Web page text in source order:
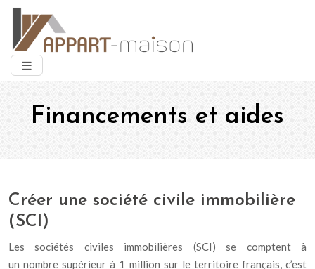
Financements et aides
Créer une société civile immobilière
(SCI)
Les sociétés civiles immobilières (SCI) se comptent à
un nombre supérieur à 1 million sur le territoire français, c’est